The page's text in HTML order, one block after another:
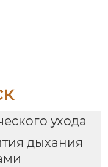
ухода
дыхания